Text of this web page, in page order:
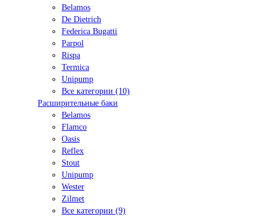
Belamos
De Dietrich
Federica Bugatti
Parpol
Rispa
Termica
Unipump
Все категории (10)
Расширительные баки
Belamos
Flamco
Oasis
Reflex
Stout
Unipump
Wester
Zilmet
Все категории (9)